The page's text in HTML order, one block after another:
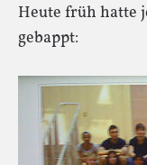
Heute früh hatte
gebappt: